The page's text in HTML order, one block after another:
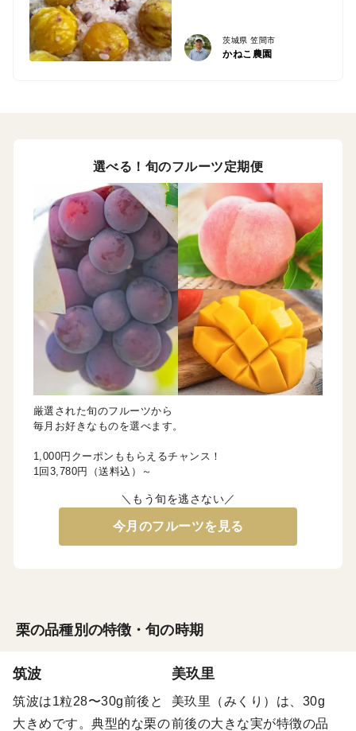
茨城県 笠間市
かねこ農園
選べる！旬のフルーツ定期便
厳選された旬のフルーツから
毎月お好きなものを選べます。
1,000円クーポンももらえるチャンス！
1回3,780円（送料込）～
＼もう旬を逃さない／
今月のフルーツを見る
栗の品種別の特徴・旬の時期
筑波
筑波は1粒28〜30g前後と
大きめです。典型的な栗の
美玖里
美玖里（みくり）は、30g
前後の大きな実が特徴の品